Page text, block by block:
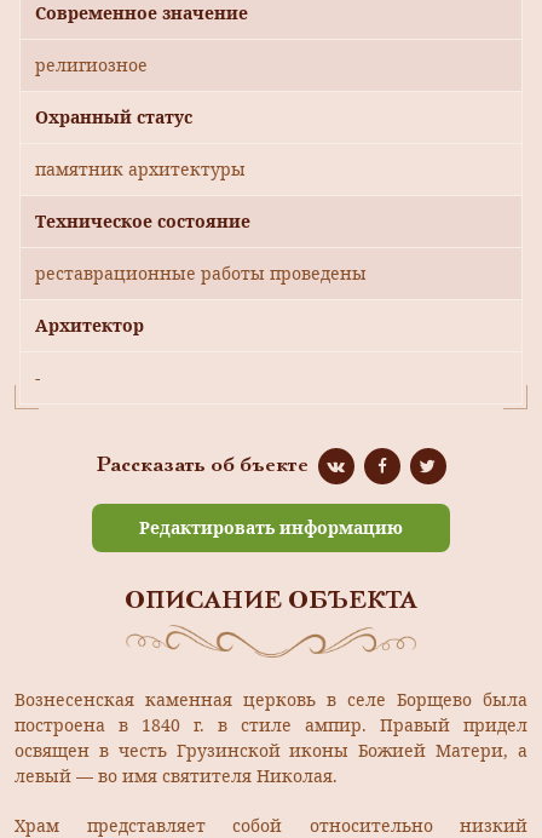
Современное значение
религиозное
Охранный статус
памятник архитектуры
Техническое состояние
реставрационные работы проведены
Архитектор
-
Рассказать об бъекте
Редактировать информацию
ОПИСАНИЕ ОБЪЕКТА
Вознесенская каменная церковь в селе Борщево была
построена в 1840 г. в стиле ампир. Правый придел
освящен в честь Грузинской иконы Божией Матери, а
левый — во имя святителя Николая.
Храм представляет собой относительно низкий